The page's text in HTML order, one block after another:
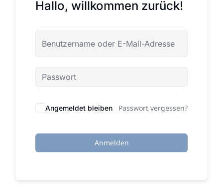
Hallo, willkommen zurück!
Angemeldet bleiben Passwort vergessen?
Anmelden